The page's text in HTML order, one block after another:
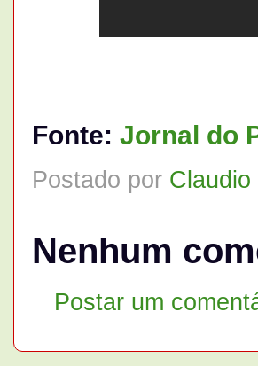
Fonte: Jornal do
Postado por
Nenhum
Postar um